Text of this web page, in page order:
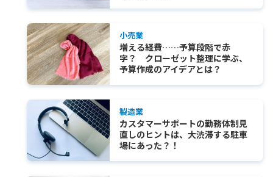
小売業
増える経費……予算段階で赤
字？ クローゼット整理に学ぶ、
予算作成のアイデアとは？
製造業
カスタマーサポートの勤務体制見
直しのヒントは、大渋滞する駐車
場にあった？！